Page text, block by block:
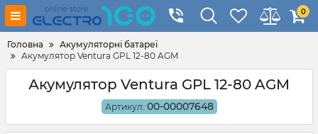
0
Головна
Акумуляторні батареї
Акумулятор Ventura GPL 12-80 AGM
Акумулятор Ventura GPL 12-80 AGM
Артикул: 00-00007648